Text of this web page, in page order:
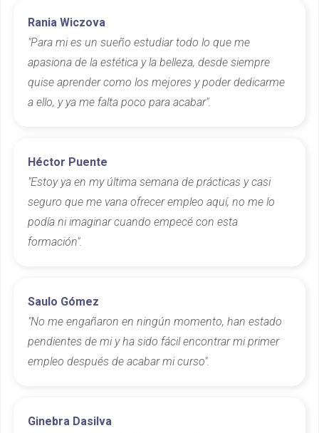
Rania Wiczova
"Para mi es un sueño estudiar todo lo que me
apasiona de la estética y la belleza, desde siempre
quise aprender como los mejores y poder dedicarme
a ello, y ya me falta poco para acabar".
Héctor Puente
"Estoy ya en my última semana de prácticas y casi
seguro que me vana ofrecer empleo aquí, no me lo
podía ni imaginar cuando empecé con esta
formación".
Saulo Gómez
"No me engañaron en ningún momento, han estado
pendientes de mi y ha sido fácil encontrar mi primer
empleo después de acabar mi curso".
Ginebra Dasilva